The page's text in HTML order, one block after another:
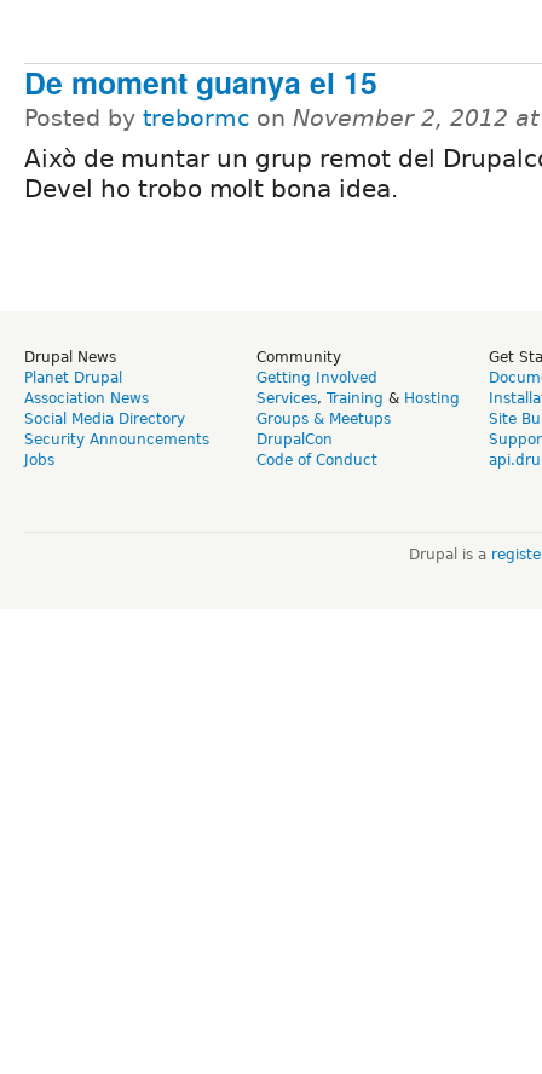
De moment guanya el 15
Posted by trebormc on November 2, 2012
Això de muntar un grup remot del
Devel ho trobo molt bona idea.
Drupal News
Planet Drupal
Association News
Social Media Directory
Security Announcements
Jobs
Community
Getting Involved
Services, Training & Hosting
Groups & Meetups
DrupalCon
Code of Conduct
Get
Site
Drupal is a